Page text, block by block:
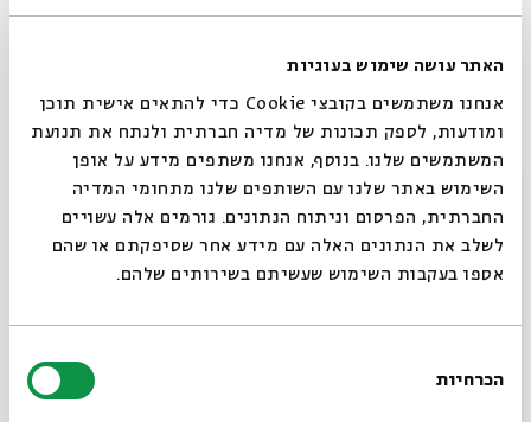
האתר עושה שימוש בעוגיות
אנחנו משתמשים בקובצי Cookie כדי להתאים אישית תוכן
ומודעות, לספק תכונות של מדיה חברתית ולנתח את תנועת
המשתמשים שלנו. בנוסף, אנחנו משתפים מידע על אופן
השימוש באתר שלנו עם השותפים שלנו מתחומי המדיה
החברתית, הפרסום וניתוח הנתונים. גורמים אלה עשויים
לשלב את הנתונים האלה עם מידע אחר שסיפקתם או שהם
אספו בעקבות השימוש שעשיתם בשירותים שלהם.
הסכמה
הכרחיות
נדמה שאין שם מדויק יותר מ"הפרעות. קשב. ריכוז" לאלבום
הבכורה של בוצר. יש בו משהו שאינו יושב טוב על שום משבצת,
וזה מתחיל בפונטים שעל גבי עטיפתו, ממשיך בזהות הלא ממש
ברורה של בוצר מבחינה דתית ומסתיים השד יודע היכן.
שדווקא דמותו המעניינת והחריגה של בוצר, בן טיפוחיו של
סגור